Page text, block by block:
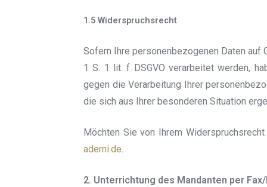
1.5 Widerspruchsrecht
Sofern Ihre personenbezogenen Daten auf
1 S. 1 lit. f DSGVO verarbeitet werden,
gegen die Verarbeitung Ihrer
die sich aus Ihrer besonderen Situation
Möchten Sie von Ihrem
ademi.de.
2. Unterrichtung des Mandanten per